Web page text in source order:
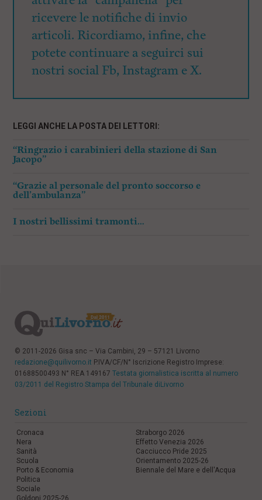
ricevere le notifiche di invio
articoli. Ricordiamo, infine, che
potete continuare a seguirci sui
nostri social Fb, Instagram e X.
LEGGI ANCHE LA POSTA DEI LETTORI:
“Ringrazio i carabinieri della stazione di San
Jacopo”
“Grazie al personale del pronto soccorso e
dell’ambulanza”
I nostri bellissimi tramonti…
© 2011-2026 Gisa snc – Via Cambini, 29 – 57121 Livorno
redazione@quilivorno.it P.IVA/CF/N° Iscrizione Registro Imprese:
01688500493 N° REA 149167 Testata giornalistica iscritta al numero
03/2011 del Registro Stampa del Tribunale diLivorno
Sezioni
Cronaca
Nera
Sanità
Scuola
Porto & Economia
Politica
Sociale
Goldoni 2025-26
Straborgo 2026
Effetto Venezia 2026
Cacciucco Pride 2025
Orientamento 2025-26
Biennale del Mare e dell'Acqua